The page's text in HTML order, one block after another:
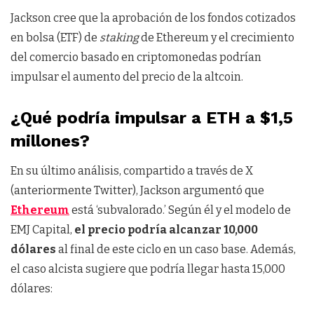
Jackson cree que la aprobación de los fondos cotizados
en bolsa (ETF) de stakingde Ethereum y el crecimiento
del comercio basado en criptomonedas podrían
impulsar el aumento del precio de la altcoin.
¿Qué podría impulsar a ETH a $1,5
millones?
En su último análisis, compartido a través de X
(anteriormente Twitter), Jackson argumentó que
Ethereum está ‘subvalorado.’ Según él y el modelo de
EMJ Capital, el precio podría alcanzar 10,000
dólares al final de este ciclo en un caso base. Además,
el caso alcista sugiere que podría llegar hasta 15,000
dólares: